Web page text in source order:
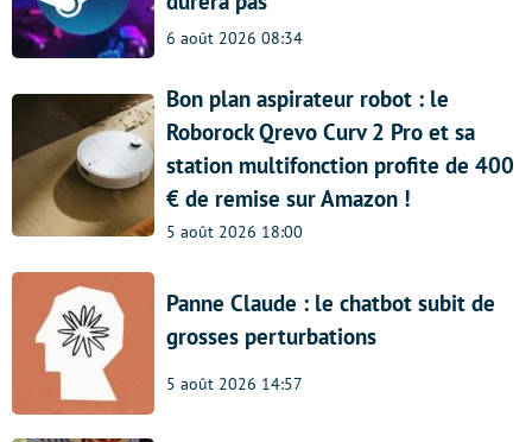
6 août 2026 08:34
Bon plan aspirateur robot : le
Roborock Qrevo Curv 2 Pro et sa
station multifonction profite de 400
€ de remise sur Amazon !
5 août 2026 18:00
Panne Claude : le chatbot subit de
grosses perturbations
5 août 2026 14:57